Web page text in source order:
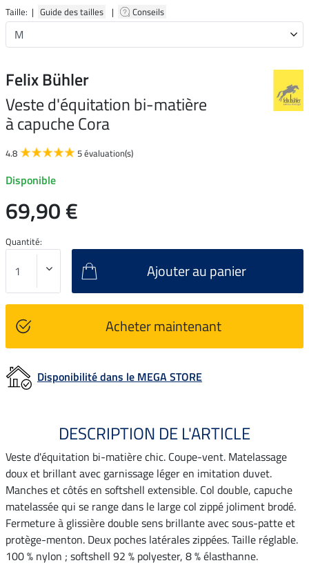
Taille: | Guide des tailles | Conseils
Felix Bühler
Veste d'équitation bi-matière
à capuche Cora
4.8 5 évaluation(s)
Disponible
69,90 €
Quantité:
Ajouter au panier
Acheter maintenant
Disponibilité dans le MEGA STORE
DESCRIPTION DE L'ARTICLE
Veste d'équitation bi-matière chic. Coupe-vent. Matelassage
doux et brillant avec garnissage léger en imitation duvet.
Manches et côtés en softshell extensible. Col double, capuche
matelassée qui se range dans le large col zippé joliment brodé.
Fermeture à glissière double sens brillante avec sous-patte et
protège-menton. Deux poches latérales zippées. Taille réglable.
100 % nylon ; softshell 92 % polyester, 8 % élasthanne.